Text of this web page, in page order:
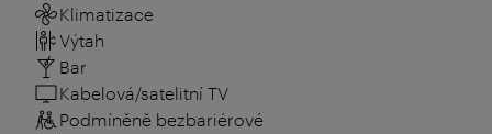
Klimatizace
Výtah
Bar
Kabelová/satelitní TV
Podmíněně bezbariérové